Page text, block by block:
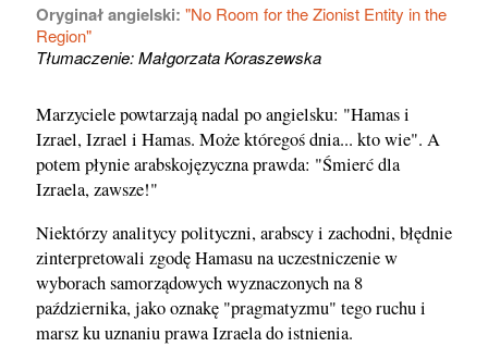
Oryginał angielski: "No Room for the Zionist Entity in the
Region"
Tłumaczenie: Małgorzata Koraszewska
Marzyciele powtarzają nadal po angielsku: "Hamas i
Izrael, Izrael i Hamas. Może któregoś dnia... kto wie". A
potem płynie arabskojęzyczna prawda: "Śmierć dla
Izraela, zawsze!"
Niektórzy analitycy polityczni, arabscy i zachodni, błędnie
zinterpretowali zgodę Hamasu na uczestniczenie w
wyborach samorządowych wyznaczonych na 8
października, jako oznakę "pragmatyzmu" tego ruchu i
marsz ku uznaniu prawa Izraela do istnienia.